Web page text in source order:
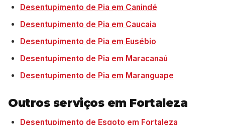
Desentupimento de Pia em Canindé
Desentupimento de Pia em Caucaia
Desentupimento de Pia em Eusébio
Desentupimento de Pia em Maracanaú
Desentupimento de Pia em Maranguape
Outros serviços em Fortaleza
Desentupimento de Esgoto em Fortaleza